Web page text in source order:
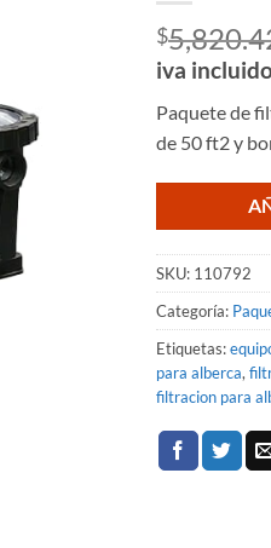
$
iva
Paquete de
de 50 ft2 y
SKU: 110792
Categoría:
Etiquetas:
para alberca,
filtracion para